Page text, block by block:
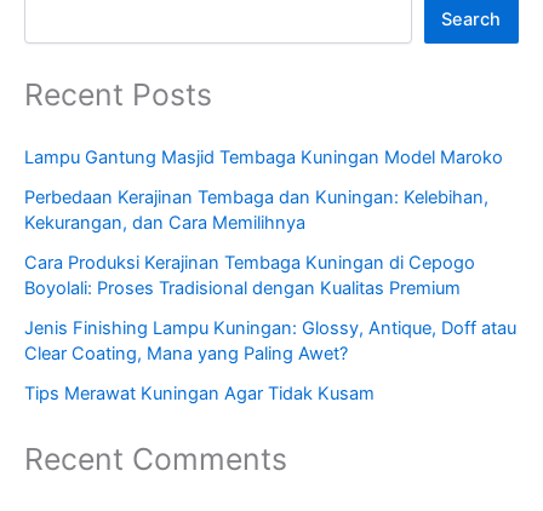
Search
Recent Posts
Lampu Gantung Masjid Tembaga Kuningan Model Maroko
Perbedaan Kerajinan Tembaga dan Kuningan: Kelebihan,
Kekurangan, dan Cara Memilihnya
Cara Produksi Kerajinan Tembaga Kuningan di Cepogo
Boyolali: Proses Tradisional dengan Kualitas Premium
Jenis Finishing Lampu Kuningan: Glossy, Antique, Doff atau
Clear Coating, Mana yang Paling Awet?
Tips Merawat Kuningan Agar Tidak Kusam
Recent Comments